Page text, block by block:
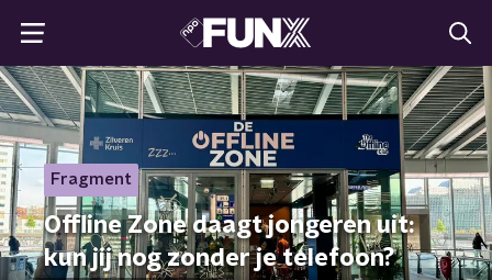
Fragment
Offline Zone daagt jongeren uit:
kun jij nog zonder je telefoon?